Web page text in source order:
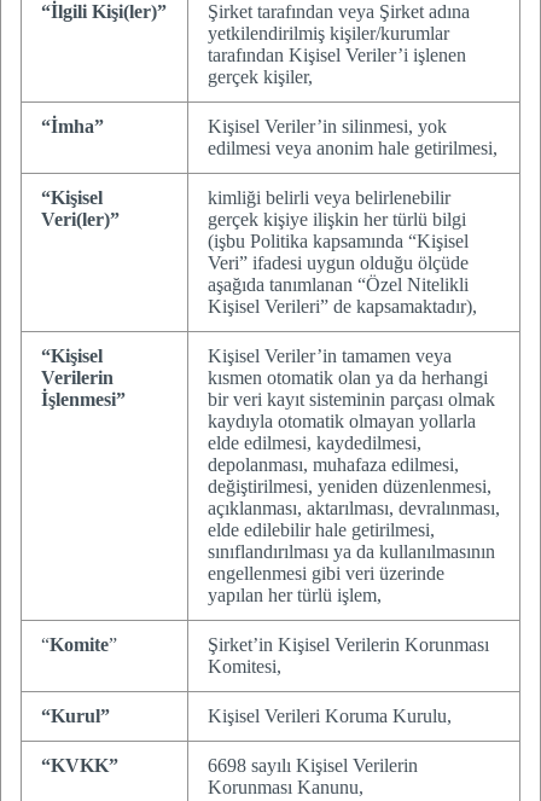
“İlgili Kişi(ler)”
Şirket tarafından veya Şirket adına
yetkilendirilmiş kişiler/kurumlar
tarafından Kişisel Veriler’i işlenen
gerçek kişiler,
“İmha”
Kişisel Veriler’in silinmesi, yok
edilmesi veya anonim hale getirilmesi,
“Kişisel
Veri(ler)”
kimliği belirli veya belirlenebilir
gerçek kişiye ilişkin her türlü bilgi
(işbu Politika kapsamında “Kişisel
Veri” ifadesi uygun olduğu ölçüde
aşağıda tanımlanan “Özel Nitelikli
Kişisel Verileri” de kapsamaktadır),
“Kişisel
Verilerin
İşlenmesi”
Kişisel Veriler’in tamamen veya
kısmen otomatik olan ya da herhangi
bir veri kayıt sisteminin parçası olmak
kaydıyla otomatik olmayan yollarla
elde edilmesi, kaydedilmesi,
depolanması, muhafaza edilmesi,
değiştirilmesi, yeniden düzenlenmesi,
açıklanması, aktarılması, devralınması,
elde edilebilir hale getirilmesi,
sınıflandırılması ya da kullanılmasının
engellenmesi gibi veri üzerinde
yapılan her türlü işlem,
“Komite”
Şirket’in Kişisel Verilerin Korunması
Komitesi,
“Kurul” Kişisel Verileri Koruma Kurulu,
“KVKK”
6698 sayılı Kişisel Verilerin
Korunması Kanunu,